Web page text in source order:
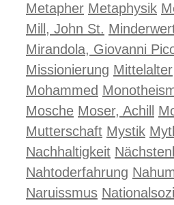
Metapher Metaphysik
Mill, John St.
Mirandola, Giovanni
Missionierung Mittelalter
Mohammed
Mosche Moser, Achill
Mutterschaft Mystik
Nachhaltigkeit
Nahtoderfahrung
Naruissmus